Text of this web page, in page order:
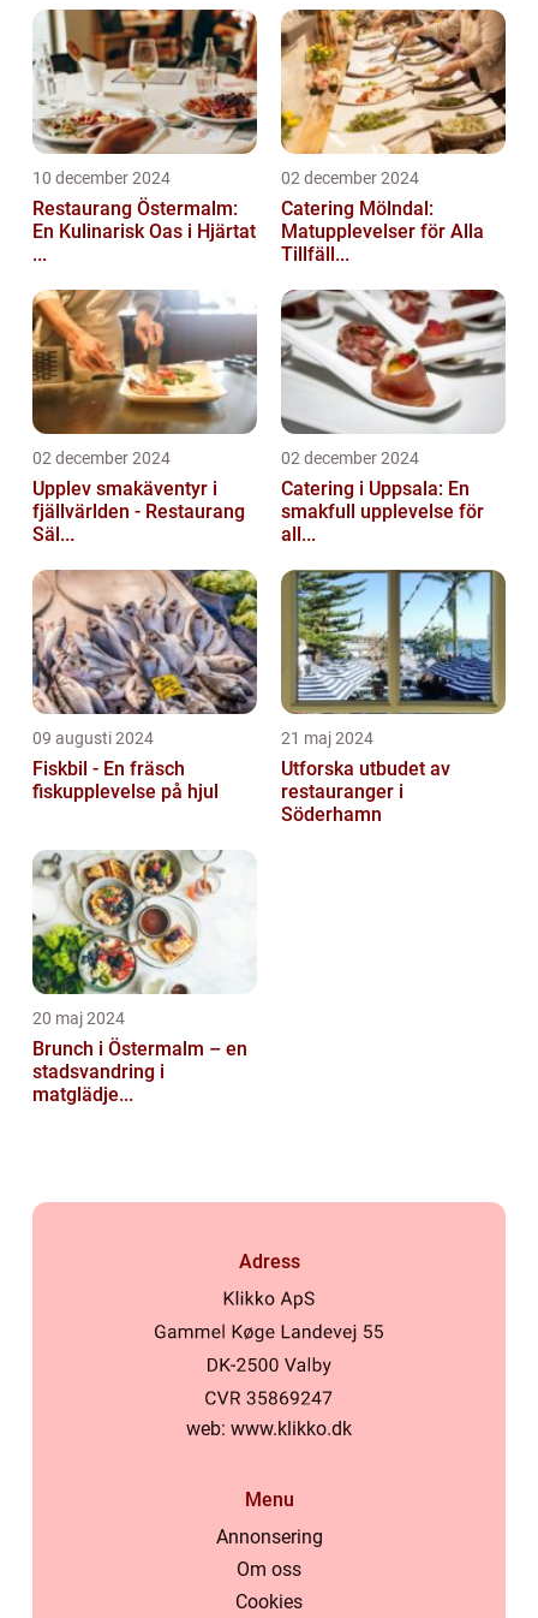
10 december 2024
Restaurang Östermalm:
En Kulinarisk Oas i Hjärtat
...
02 december 2024
Catering Mölndal:
Matupplevelser för Alla
Tillfäll...
02 december 2024
Upplev smakäventyr i
fjällvärlden - Restaurang
Säl...
02 december 2024
Catering i Uppsala: En
smakfull upplevelse för
all...
09 augusti 2024
Fiskbil - En fräsch
fiskupplevelse på hjul
21 maj 2024
Utforska utbudet av
restauranger i
Söderhamn
20 maj 2024
Brunch i Östermalm – en
stadsvandring i
matglädje...
Adress
web: www.klikko.dk
Menu
Annonsering
Om oss
Cookies